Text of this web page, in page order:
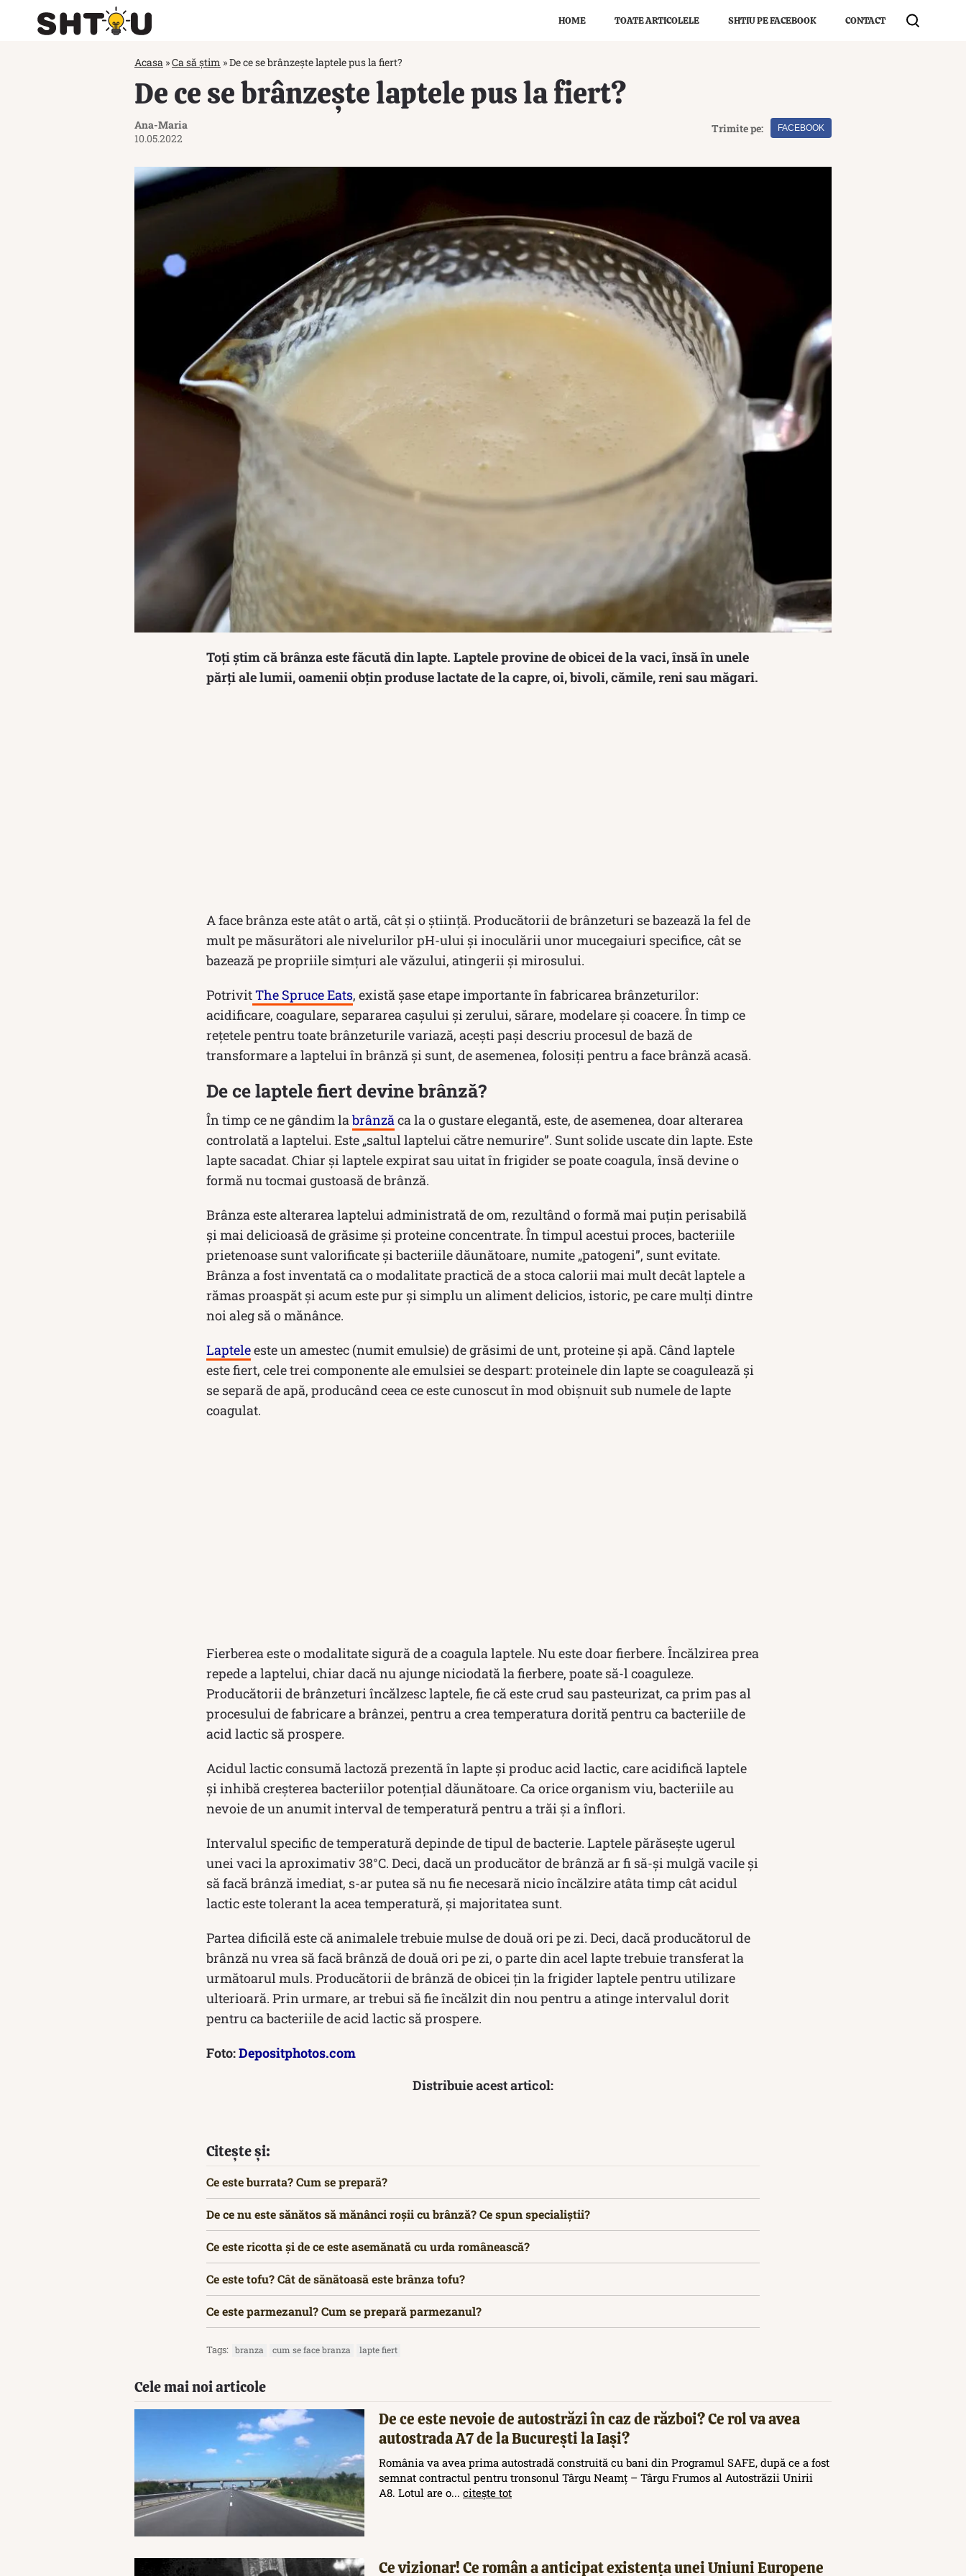
HOME TOATE ARTICOLELE SHTIU PE FACEBOOK CONTACT
Acasa »Ca să știm »De ce se brânzește laptele pus la fiert?
De ce se brânzește laptele pus la fiert?
Ana-Maria
10.05.2022
Trimite pe: FACEBOOK
Toți știm că brânza este făcută din lapte. Laptele provine de obicei de la vaci, însă în unele
părți ale lumii, oamenii obțin produse lactate de la capre, oi, bivoli, cămile, reni sau măgari.
A face brânza este atât o artă, cât și o știință. Producătorii de brânzeturi se bazează la fel de
mult pe măsurători ale nivelurilor pH-ului și inoculării unor mucegaiuri specifice, cât se
bazează pe propriile simțuri ale văzului, atingerii și mirosului.
PotrivitThe Spruce Eats, există șase etape importante în fabricarea brânzeturilor:
acidificare, coagulare, separarea cașului și zerului, sărare, modelare și coacere. În timp ce
rețetele pentru toate brânzeturile variază, acești pași descriu procesul de bază de
transformare a laptelui în brânză și sunt, de asemenea, folosiți pentru a face brânză acasă.
De ce laptele fiert devine brânză?
În timp ce ne gândim labrânzăca la o gustare elegantă, este, de asemenea, doar alterarea
controlată a laptelui. Este „saltul laptelui către nemurire”. Sunt solide uscate din lapte. Este
lapte sacadat. Chiar și laptele expirat sau uitat în frigider se poate coagula, însă devine o
formă nu tocmai gustoasă de brânză.
Brânza este alterarea laptelui administrată de om, rezultând o formă mai puțin perisabilă
și mai delicioasă de grăsime și proteine ​​concentrate. În timpul acestui proces, bacteriile
prietenoase sunt valorificate și bacteriile dăunătoare, numite „patogeni”, sunt evitate.
Brânza a fost inventată ca o modalitate practică de a stoca calorii mai mult decât laptele a
rămas proaspăt și acum este pur și simplu un aliment delicios, istoric, pe care mulți dintre
noi aleg să o mănânce.
Lapteleeste un amestec (numit emulsie) de grăsimi de unt, proteine ​​și apă. Când laptele
este fiert, cele trei componente ale emulsiei se despart: proteinele din lapte se coagulează și
se separă de apă, producând ceea ce este cunoscut în mod obișnuit sub numele de lapte
coagulat.
Fierberea este o modalitate sigură de a coagula laptele. Nu este doar fierbere. Încălzirea prea
repede a laptelui, chiar dacă nu ajunge niciodată la fierbere, poate să-l coaguleze.
Producătorii de brânzeturi încălzesc laptele, fie că este crud sau pasteurizat, ca prim pas al
procesului de fabricare a brânzei, pentru a crea temperatura dorită pentru ca bacteriile de
acid lactic să prospere.
Acidul lactic consumă lactoză prezentă în lapte și produc acid lactic, care acidifică laptele
și inhibă creșterea bacteriilor potențial dăunătoare. Ca orice organism viu, bacteriile au
nevoie de un anumit interval de temperatură pentru a trăi și a înflori.
Intervalul specific de temperatură depinde de tipul de bacterie. Laptele părăsește ugerul
unei vaci la aproximativ 38°C. Deci, dacă un producător de brânză ar fi să-și mulgă vacile și
să facă brânză imediat, s-ar putea să nu fie necesară nicio încălzire atâta timp cât acidul
lactic este tolerant la acea temperatură, și majoritatea sunt.
Partea dificilă este că animalele trebuie mulse de două ori pe zi. Deci, dacă producătorul de
brânză nu vrea să facă brânză de două ori pe zi, o parte din acel lapte trebuie transferat la
următoarul muls. Producătorii de brânză de obicei țin la frigider laptele pentru utilizare
ulterioară. Prin urmare, ar trebui să fie încălzit din nou pentru a atinge intervalul dorit
pentru ca bacteriile de acid lactic să prospere.
Foto:Depositphotos.com
Distribuie acest articol:
Citește și:
Ce este burrata? Cum se prepară?
De ce nu este sănătos să mănânci roșii cu brânză? Ce spun specialiștii?
Ce este ricotta și de ce este asemănată cu urda românească?
Ce este tofu? Cât de sănătoasă este brânza tofu?
Ce este parmezanul? Cum se prepară parmezanul?
Tags: branza cum se face branza lapte fiert
Cele mai noi articole
De ce este nevoie de autostrăzi în caz de război? Ce rol va avea
autostrada A7 de la București la Iași?
România va avea prima autostradă construită cu bani din Programul SAFE, după ce a fost
semnat contractul pentru tronsonul Târgu Neamț – Târgu Frumos al Autostrăzii Unirii
A8. Lotul are o... citește tot
Ce vizionar! Ce român a anticipat existența unei Uniuni Europene